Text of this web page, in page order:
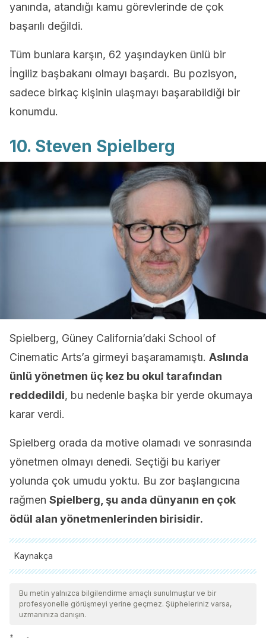
yanında, atandığı kamu görevlerinde de çok
başarılı değildi.
Tüm bunlara karşın, 62 yaşındayken ünlü bir
İngiliz başbakanı olmayı başardı. Bu pozisyon,
sadece birkaç kişinin ulaşmayı başarabildiği bir
konumdu.
10. Steven Spielberg
Spielberg, Güney California’daki School of
Cinematic Arts’a girmeyi başaramamıştı. Aslında
ünlü yönetmen üç kez bu okul tarafından
reddedildi, bu nedenle başka bir yerde okumaya
karar verdi.
Spielberg orada da motive olamadı ve sonrasında
yönetmen olmayı denedi. Seçtiği bu kariyer
yolunda çok umudu yoktu. Bu zor başlangıcına
rağmen Spielberg, şu anda dünyanın en çok
ödül alan yönetmenlerinden birisidir.
Kaynakça
Tüm alıntı yapılan kaynaklar, kalitelerini, güvenilirliklerini,
güncelliklerini ve geçerliliklerini sağlamak için ekibimiz
tarafından derinlemesine incelendi. Bu makalenin bibliyografisi
Bu metin yalnızca bilgilendirme amaçlı sunulmuştur ve bir
profesyonelle görüşmeyi yerine geçmez. Şüpheleriniz varsa,
uzmanınıza danışın.